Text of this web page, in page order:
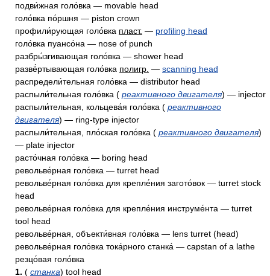
подви́жная голо́вка — movable head
голо́вка по́ршня — piston crown
профили́рующая голо́вка пласт. — profiling head
голо́вка пуансо́на — nose of punch
разбры́згивающая голо́вка — shower head
развё́ртывающая голо́вка полигр. — scanning head
распредели́тельная голо́вка — distributor head
распыли́тельная голо́вка ( реактивного двигателя) — injector
распыли́тельная, кольцева́я голо́вка ( реактивного
двигателя) — ring-type injector
распыли́тельная, пло́ская голо́вка ( реактивного двигателя)
— plate injector
расто́чная голо́вка — boring head
револьве́рная голо́вка — turret head
револьве́рная голо́вка для крепле́ния загото́вок — turret stock
head
револьве́рная голо́вка для крепле́ния инструме́нта — turret
tool head
револьве́рная, объекти́вная голо́вка — lens turret (head)
револьве́рная голо́вка тока́рного станка́ — capstan of a lathe
резцо́вая голо́вка
1. ( станка) tool head